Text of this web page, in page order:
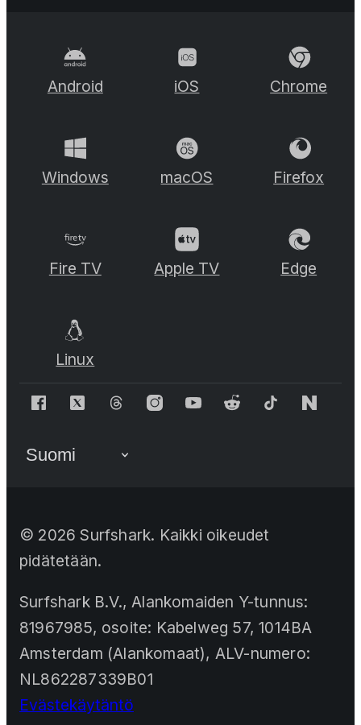
Android iOS Chrome
Windows macOS Firefox
Fire TV Apple TV Edge
Linux
© 2026 Surfshark. Kaikki oikeudet
pidätetään.
Surfshark B.V., Alankomaiden Y-tunnus:
81967985, osoite: Kabelweg 57, 1014BA
Amsterdam (Alankomaat), ALV-numero:
NL862287339B01
Evästekäytäntö